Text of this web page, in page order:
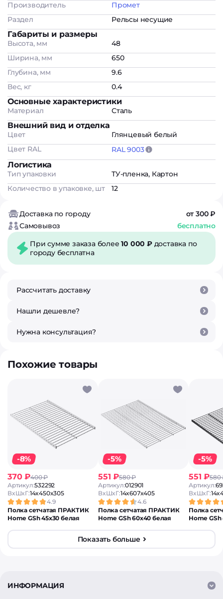
Производитель
Промет
Раздел
Рельсы несущие
Габариты и размеры
Высота, мм
48
Ширина, мм
650
Глубина, мм
9.6
Вес, кг
0.4
Основные характеристики
Материал Сталь
Внешний вид и отделка
Цвет
Глянцевый белый
Цвет RAL
RAL 9003
Логистика
Тип упаковки
ТУ-пленка, Картон
Количество в упаковке, шт
12
Доставка по городу
от 300 ₽
Самовывоз
бесплатно
При сумме заказа более10 000 ₽доставка по
городу бесплатна
Рассчитать доставку
Нашли дешевле?
Нужна консультация?
Похожие товары
-8%
370 ₽400 ₽
Артикул:532292
ВxШxГ:14x450x305
4.9
Полка сетчатая ПРАКТИК
Home GSh 45х30 белая
-5%
551 ₽580 ₽
Артикул:012901
ВxШxГ:14x607x405
4.6
Полка сетчатая ПРАКТИК
Home GSh 60х40 белая
-5%
551 ₽580
Артикул:
ВxШxГ:
Полка
Home GSh
Показать больше
ИНФОРМАЦИЯ